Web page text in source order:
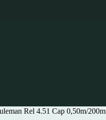
Rel 4.51 Cap 0,50m/200m